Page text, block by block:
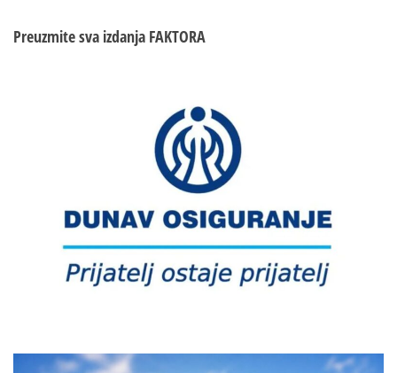
Preuzmite sva izdanja FAKTORA